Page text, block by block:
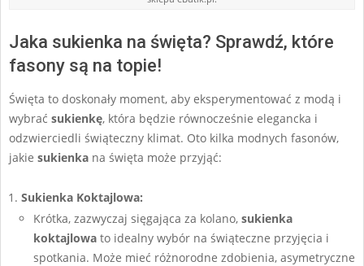
Jaka sukienka na święta? Sprawdź, które
fasony są na topie!
Święta to doskonały moment, aby eksperymentować z modą i
wybrać sukienkę, która będzie równocześnie elegancka i
odzwierciedli świąteczny klimat. Oto kilka modnych fasonów,
jakie sukienka na święta może przyjąć:
Sukienka Koktajlowa:
Krótka, zazwyczaj sięgająca za kolano, sukienka
koktajlowa to idealny wybór na świąteczne przyjęcia i
spotkania. Może mieć różnorodne zdobienia, asymetryczne